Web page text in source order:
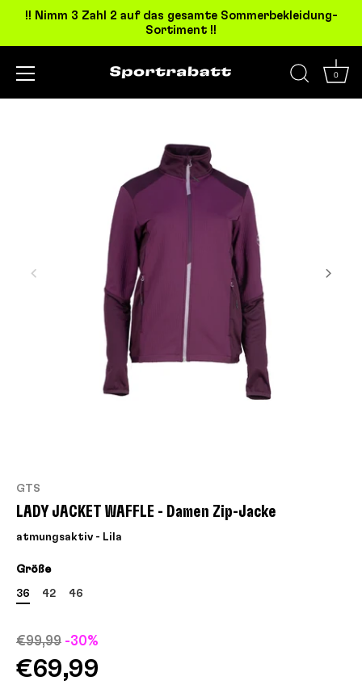
!! Nimm 3 Zahl 2 auf das gesamte Sommerbekleidung-
Sortiment !!
0
GTS
LADY JACKET WAFFLE - Damen Zip-Jacke
atmungsaktiv - Lila
Größe
36 42 46
€99,99 -30%
€69,99